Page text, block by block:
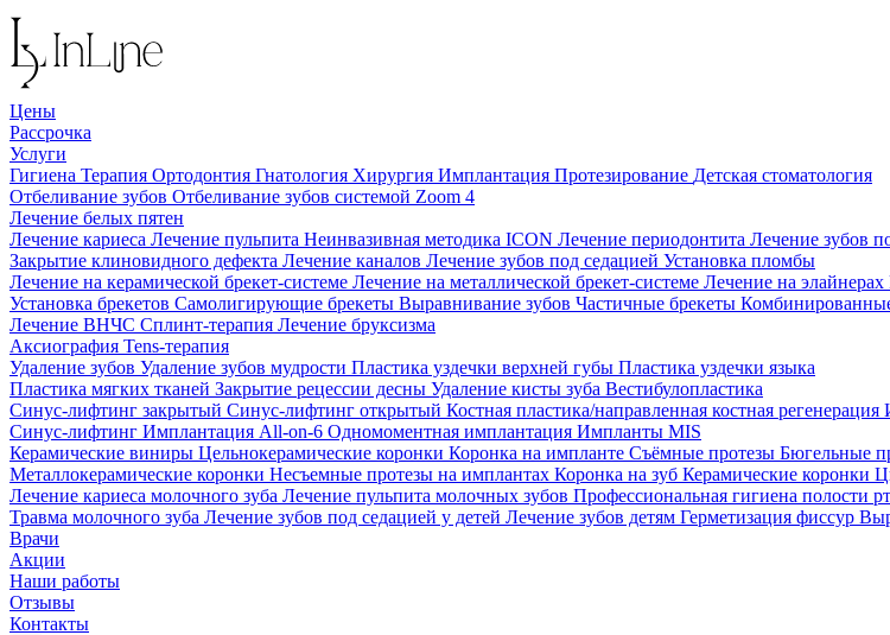
Цены
Рассрочка
Услуги
Гигиена Терапия Ортодонтия Гнатология Хирургия Имплантация Протезирование Детская стоматология
Отбеливание зубов Отбеливание зубов системой Zoom 4
Лечение белых пятен
Лечение кариеса Лечение пульпита Неинвазивная методика ICON Лечение периодонтита Лечение зубов
Закрытие клиновидного дефекта Лечение каналов Лечение зубов под седацией Установка пломбы
Лечение на керамической брекет-системе Лечение на металлической брекет-системе Лечение на элайнерах
Установка брекетов Самолигирующие брекеты Выравнивание зубов Частичные брекеты
Лечение ВНЧС Сплинт-терапия Лечение бруксизма
Аксиография Tens-терапия
Удаление зубов Удаление зубов мудрости Пластика уздечки верхней губы Пластика уздечки языка
Пластика мягких тканей Закрытие рецессии десны Удаление кисты зуба Вестибулопластика
Синус-лифтинг закрытый Синус-лифтинг открытый Костная пластика/направленная костная регенерация
Синус-лифтинг Имплантация All-on-6 Одномоментная имплантация Импланты MIS
Керамические виниры Цельнокерамические коронки Коронка на импланте Съёмные протезы Бюгельные
Металлокерамические коронки Несъемные протезы на имплантах Коронка на зуб Керамические коронки
Лечение кариеса молочного зуба Лечение пульпита молочных зубов Профессиональная гигиена полости
Травма молочного зуба Лечение зубов под седацией у детей Лечение зубов детям Герметизация фиссур
Врачи
Акции
Наши работы
Отзывы
Контакты